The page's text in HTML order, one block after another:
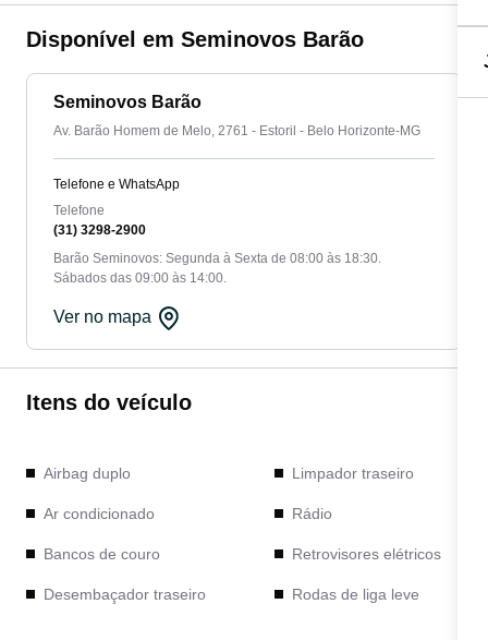
Disponível em Seminovos Barão
Seminovos Barão
Av. Barão Homem de Melo, 2761 - Estoril - Belo Horizonte-MG
Telefone e WhatsApp
Telefone
(31) 3298-2900
Barão Seminovos: Segunda à Sexta de 08:00 às 18:30.
Sábados das 09:00 às 14:00.
Ver no mapa
Itens do veículo
Airbag duplo
Ar condicionado
Bancos de couro
Desembaçador traseiro
Limpador traseiro
Rádio
Retrovisores elétricos
Rodas de liga leve